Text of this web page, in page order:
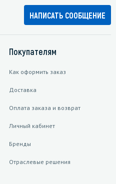
НАПИСАТЬ СООБЩЕНИЕ
Покупателям
Как оформить заказ
Доставка
Оплата заказа и возврат
Личный кабинет
Бренды
Отраслевые решения